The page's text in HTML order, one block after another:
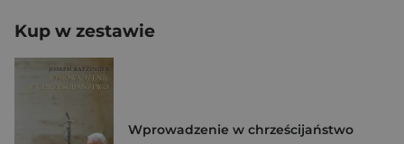
Kup w zestawie
Wprowadzenie w chrześcijaństwo